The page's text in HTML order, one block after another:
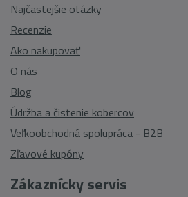
Zákaznícky servis
Najčastejšie otázky
Recenzie
Ako nakupovať
O nás
Blog
Údržba a čistenie kobercov
Veľkoobchodná spolupráca - B2B
Zľavové kupóny